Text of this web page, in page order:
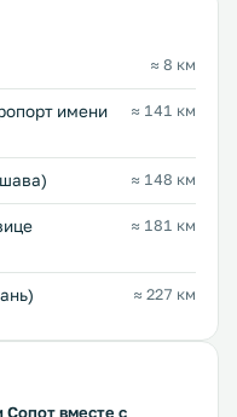
≈ 8 км
имени
≈ 141 км
≈ 148 км
≈ 181 км
≈ 227 км
Сопот вместе с